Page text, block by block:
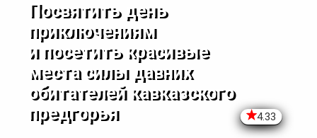
Посвятить день
приключениям
и посетить красивые
места силы давних
обитателей кавказского
предгорья
4.33